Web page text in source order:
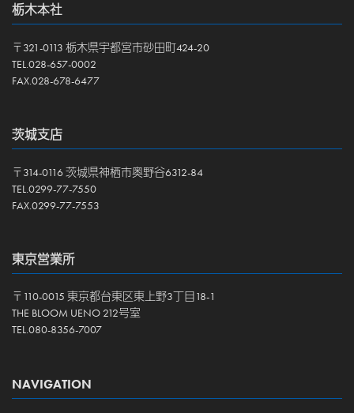
栃木本社
〒321-0113 栃木県宇都宮市砂田町424-20
TEL.028-657-0002
FAX.028-678-6477
茨城支店
〒314-0116 茨城県神栖市奥野谷6312-84
TEL.0299-77-7550
FAX.0299-77-7553
東京営業所
〒110-0015 東京都台東区東上野3丁目18-1
THE BLOOM UENO 212号室
TEL.080-8356-7007
NAVIGATION